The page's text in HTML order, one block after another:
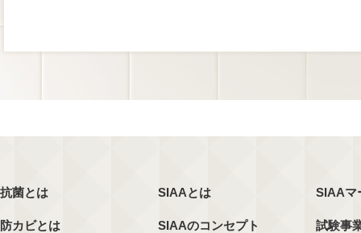
抗菌とは
防カビとは
SIAAとは
SIAAのコンセプト
SIAAマ
試験事